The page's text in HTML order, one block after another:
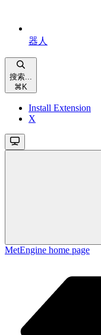
器人
搜索...
⌘ K
Install Extension
X
MetEngine home page